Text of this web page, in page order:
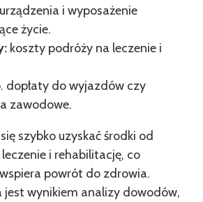
urządzenia i wyposażenie
życie.
koszty podróży na leczenie i
dopłaty do wyjazdów czy
zawodowe.
szybko uzyskać środki od
i rehabilitację, co
powrót do zdrowia.
wynikiem analizy dowodów,